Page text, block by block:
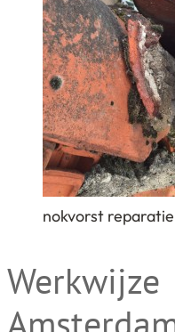
nokvorst reparatie